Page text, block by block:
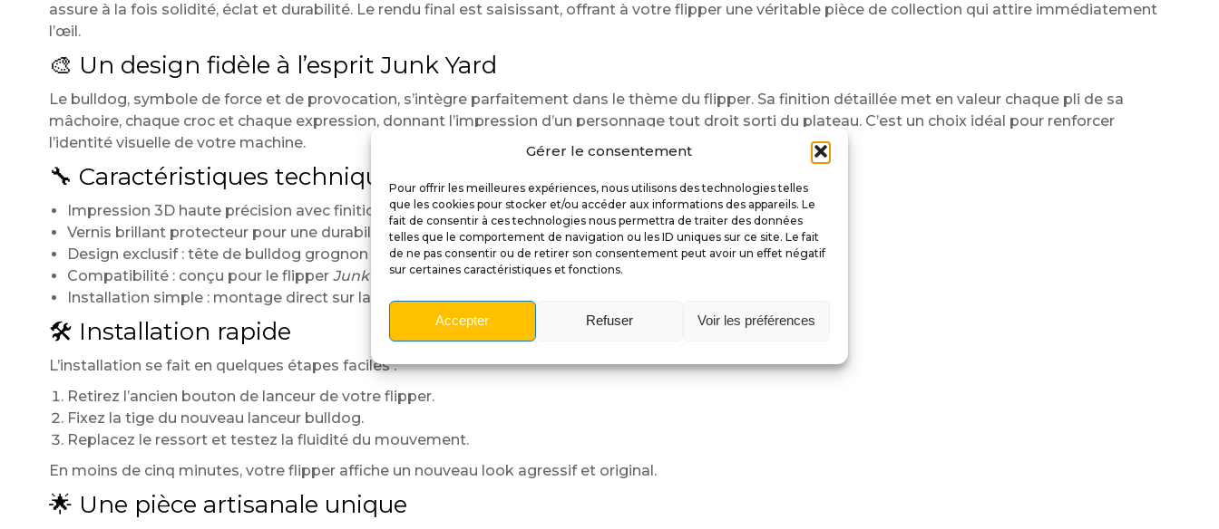
Gérer le consentement
Pour offrir les meilleures expériences, nous utilisons des technologies telles
que les cookies pour stocker et/ou accéder aux informations des appareils. Le
fait de consentir à ces technologies nous permettra de traiter des données
telles que le comportement de navigation ou les ID uniques sur ce site. Le fait
de ne pas consentir ou de retirer son consentement peut avoir un effet négatif
sur certaines caractéristiques et fonctions.
Accepter Refuser Voir les préférences
assure à la fois solidité, éclat et durabilité. Le rendu final est saisissant, offrant à votre flipper une véritable pièce de collection qui attire immédiatement
l’œil.
🎨 Un design fidèle à l’esprit Junk Yard
Le bulldog, symbole de force et de provocation, s’intègre parfaitement dans le thème du flipper. Sa finition détaillée met en valeur chaque pli de sa
mâchoire, chaque croc et chaque expression, donnant l’impression d’un personnage tout droit sorti du plateau. C’est un choix idéal pour renforcer
l’identité visuelle de votre machine.
🔧 Caractéristiques techniques
Impression 3D haute précision avec finitions peintes à la main.
Vernis brillant protecteur pour une durabilité optimale.
Design exclusif : tête de bulldog grognon inspirée de l’univers Junk Yard.
Compatibilité : conçu pour le flipper Junk Yard (Williams).
Installation simple : montage direct sur la tige de lancement.
🛠️ Installation rapide
L’installation se fait en quelques étapes faciles :
Retirez l’ancien bouton de lanceur de votre flipper.
Fixez la tige du nouveau lanceur bulldog.
Replacez le ressort et testez la fluidité du mouvement.
En moins de cinq minutes, votre flipper affiche un nouveau look agressif et original.
🌟 Une pièce artisanale unique